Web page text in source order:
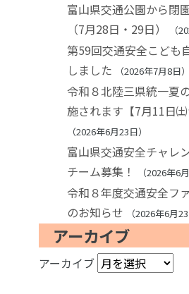
富山県交通公園から閉
（7月28日・29日）
第59回交通安全こども
しました
2026年7月8日
令和８北陸三県統一夏
施されます【7月11日㈯
2026年6月23日
富山県交通安全チャレ
チーム募集！
2026年6
令和８年度交通安全フ
のお知らせ
2026年6月
アーカイブ
アーカイブ